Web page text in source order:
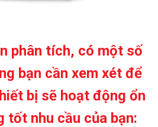
phân tích, có một số
bạn cần xem xét để
bị sẽ hoạt động ổn
tốt nhu cầu của bạn: